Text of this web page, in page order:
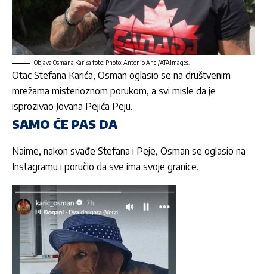
Objava Osmana Karića foto: Photo: Antonio Ahel/ATAImages.
Otac Stefana Karića, Osman oglasio se na društvenim
mrežama misterioznom porukom, a svi misle da je
isprozivao Jovana Pejića Peju.
SAMO ĆE PAS DA
Naime, nakon svađe Stefana i Peje, Osman se oglasio na
Instagramu i poručio da sve ima svoje granice.